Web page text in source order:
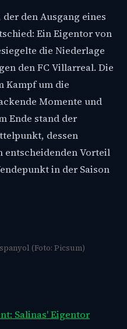
den Ausgang eines
Ein Eigentor von
die Niederlage
den FC Villarreal. Die
Kampf um die
Momente und
Ende stand der
dessen
entscheidenden Vorteil
in der Saison
(Foto: Picsum)
Salinas' Eigentor